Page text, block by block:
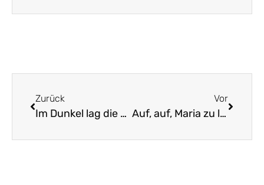
Zurück
Im Dunkel lag die ganze Welt
Vor
Auf, auf, Maria zu loben